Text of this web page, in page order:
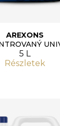
AREXONS
5 L
Részletek